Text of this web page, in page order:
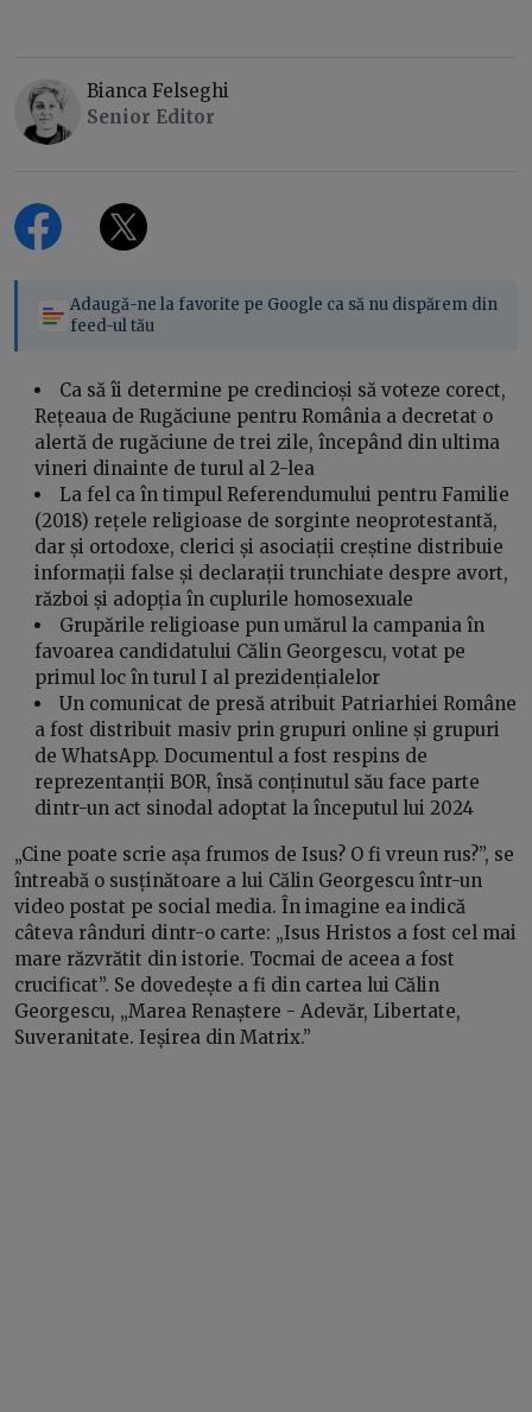
Bianca Felseghi
Senior Editor
Adaugă-ne la favorite pe Google ca să nu dispărem din
feed-ul tău
Ca să îi determine pe credincioși să voteze corect,
Rețeaua de Rugăciune pentru România a decretat o
alertă de rugăciune de trei zile, începând din ultima
vineri dinainte de turul al 2-lea
La fel ca în timpul Referendumului pentru Familie
(2018) rețele religioase de sorginte neoprotestantă,
dar și ortodoxe, clerici și asociații creștine distribuie
informații false și declarații trunchiate despre avort,
război și adopția în cuplurile homosexuale
Grupările religioase pun umărul la campania în
favoarea candidatului Călin Georgescu, votat pe
primul loc în turul I al prezidențialelor
Un comunicat de presă atribuit Patriarhiei Române
a fost distribuit masiv prin grupuri online și grupuri
de WhatsApp. Documentul a fost respins de
reprezentanții BOR, însă conținutul său face parte
dintr-un act sinodal adoptat la începutul lui 2024
„Cine poate scrie așa frumos de Isus? O fi vreun rus?”, se
întreabă o susținătoare a lui Călin Georgescu într-un
video postat pe social media. În imagine ea indică
câteva rânduri dintr-o carte: „Isus Hristos a fost cel mai
mare răzvrătit din istorie. Tocmai de aceea a fost
crucificat”. Se dovedește a fi din cartea lui Călin
Georgescu, „Marea Renaștere - Adevăr, Libertate,
Suveranitate. Ieșirea din Matrix.”